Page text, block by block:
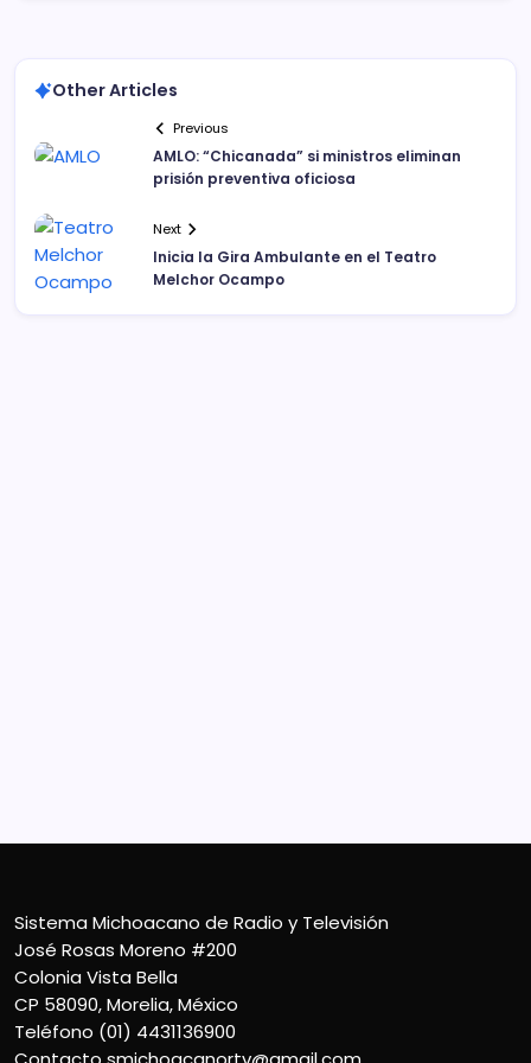
Other Articles
Previous
AMLO: “Chicanada” si ministros eliminan
prisión preventiva oficiosa
Next
Inicia la Gira Ambulante en el Teatro
Melchor Ocampo
Sistema Michoacano de Radio y Televisión
José Rosas Moreno #200
Colonia Vista Bella
CP 58090, Morelia, México
Teléfono (01) 4431136900